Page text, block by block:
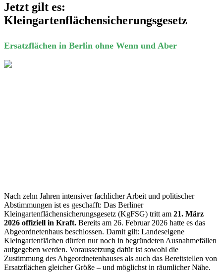
Jetzt gilt es:
Kleingartenflächensicherungsgesetz
Ersatzflächen in Berlin ohne Wenn und Aber
Nach zehn Jahren intensiver fachlicher Arbeit und politischer
Abstimmungen ist es geschafft: Das Berliner
Kleingartenflächensicherungsgesetz (KgFSG) tritt am 21. März
2026 offiziell in Kraft. Bereits am 26. Februar 2026 hatte es das
Abgeordnetenhaus beschlossen. Damit gilt: Landeseigene
Kleingartenflächen dürfen nur noch in begründeten Ausnahmefällen
aufgegeben werden. Voraussetzung dafür ist sowohl die
Zustimmung des Abgeordnetenhauses als auch das Bereitstellen von
Ersatzflächen gleicher Größe – und möglichst in räumlicher Nähe.